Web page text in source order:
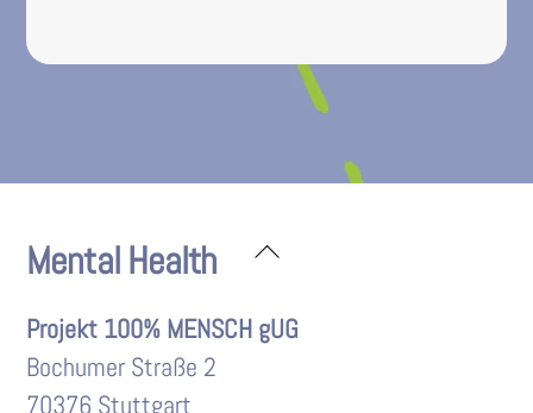
Back
Top
Mental Health
Projekt 100% MENSCH gUG
Bochumer Straße 2
70376 Stuttgart